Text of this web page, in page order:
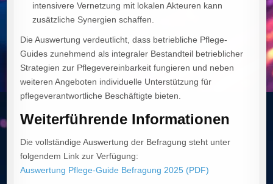
intensivere Vernetzung mit lokalen Akteuren kann
zusätzliche Synergien schaffen.
Die Auswertung verdeutlicht, dass betriebliche Pflege-
Guides zunehmend als integraler Bestandteil betrieblicher
Strategien zur Pflegevereinbarkeit fungieren und neben
weiteren Angeboten individuelle Unterstützung für
pflegeverantwortliche Beschäftigte bieten.
Weiterführende Informationen
Die vollständige Auswertung der Befragung steht unter
folgendem Link zur Verfügung:
Auswertung Pflege-Guide Befragung 2025 (PDF)